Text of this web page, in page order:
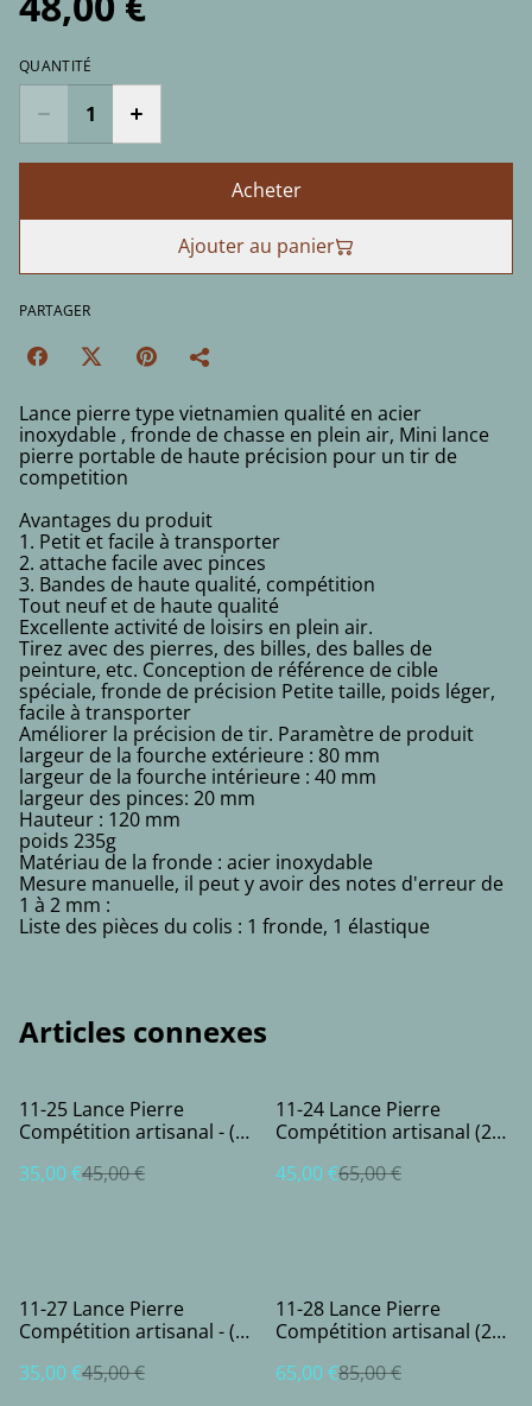
QUANTITÉ
Acheter
Ajouter au panier
PARTAGER
Lance pierre type vietnamien qualité en acier
inoxydable , fronde de chasse en plein air, Mini lance
pierre portable de haute précision pour un tir de
competition
Avantages du produit
1. Petit et facile à transporter
2. attache facile avec pinces
3. Bandes de haute qualité, compétition
Tout neuf et de haute qualité
Excellente activité de loisirs en plein air.
Tirez avec des pierres, des billes, des balles de
peinture, etc. Conception de référence de cible
spéciale, fronde de précision Petite taille, poids léger,
facile à transporter
Améliorer la précision de tir. Paramètre de produit
largeur de la fourche extérieure : 80 mm
largeur de la fourche intérieure : 40 mm
largeur des pinces: 20 mm
Hauteur : 120 mm
poids 235g
Matériau de la fronde : acier inoxydable
Mesure manuelle, il peut y avoir des notes d'erreur de
1 à 2 mm :
Liste des pièces du colis : 1 fronde, 1 élastique
Articles connexes
%
11-25 Lance Pierre
Compétition artisanal - (2
35,00 €45,00 €
%
11-24 Lance Pierre
Compétition artisanal (2
45,00 €65,00 €
%
11-27 Lance Pierre
Compétition artisanal - (2
35,00 €45,00 €
%
11-28 Lance Pierre
Compétition artisanal (2
65,00 €85,00 €